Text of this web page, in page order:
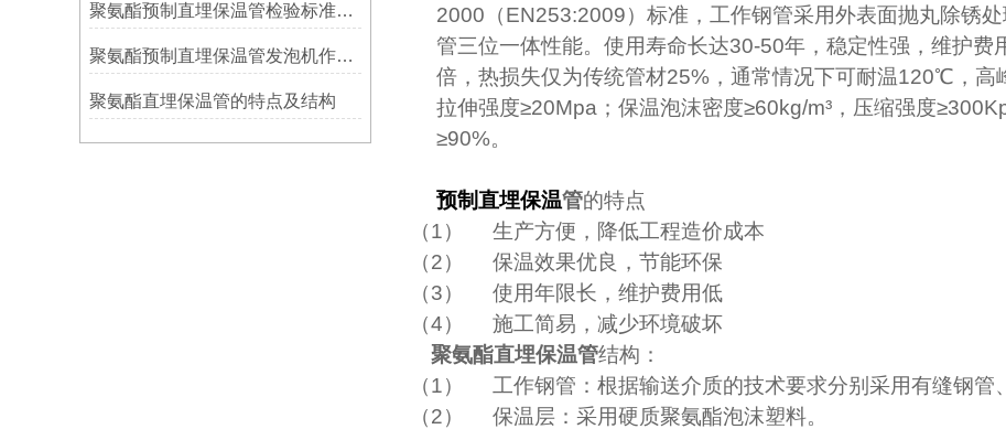
聚氨酯预制直埋保温管检验标准（二） 聚氨酯保温层检验
聚氨酯预制直埋保温管发泡机作业指导书
聚氨酯直埋保温管的特点及结构
2000（EN253:2009） 标准，工作钢管采用外表面抛丸除锈
管三位一体性能。使用寿命长达30-50年，稳定性强，维护费
倍，热损失仅为传统管材25%，通常情况下可耐温120℃ ，
拉伸强度≥20Mpa ；保温泡沫密度≥60kg/m³，压缩强度≥
≥90%。
预制直埋保温管的特点
（1）
生产方便，降低工程造价成本
（2）
保温效果优良，节能环保
（3）
使用年限长，维护费用低
（4）
施工简易，减少环境破坏
聚氨酯直埋保温管结构：
（1）
工作钢管：根据输送介质的技术要求分别采用有缝钢管
（2）
保温层：采用硬质聚氨酯泡沫塑料。